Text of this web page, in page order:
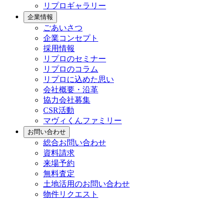
リプロギャラリー
企業情報
ごあいさつ
企業コンセプト
採用情報
リプロのセミナー
リプロのコラム
リプロに込めた思い
会社概要・沿革
協力会社募集
CSR活動
マヴィくんファミリー
お問い合わせ
総合お問い合わせ
資料請求
来場予約
無料査定
土地活用のお問い合わせ
物件リクエスト